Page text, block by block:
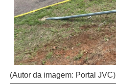
(Autor da imagem: Portal JVC)